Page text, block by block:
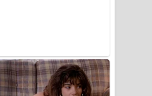
Katakara Song Lyrics - කටකාර ගීතයේ
පද පෙළ